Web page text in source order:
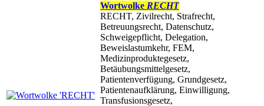
Wortwolke RECHT
RECHT, Zivilrecht, Strafrecht,
Betreuungsrecht, Datenschutz,
Schweigepflicht, Delegation,
Beweislastumkehr, FEM,
Medizinproduktegesetz,
Betäubungsmittelgesetz,
Patientenverfügung, Grundgesetz,
Patientenaufklärung, Einwilligung,
Transfusionsgesetz,